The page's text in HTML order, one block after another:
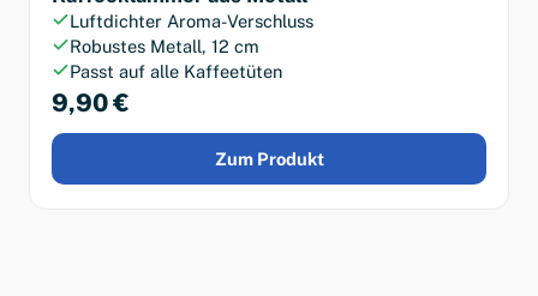
Luftdichter Aroma-Verschluss
Robustes Metall, 12 cm
Passt auf alle Kaffeetüten
9,90 €
Zum Produkt